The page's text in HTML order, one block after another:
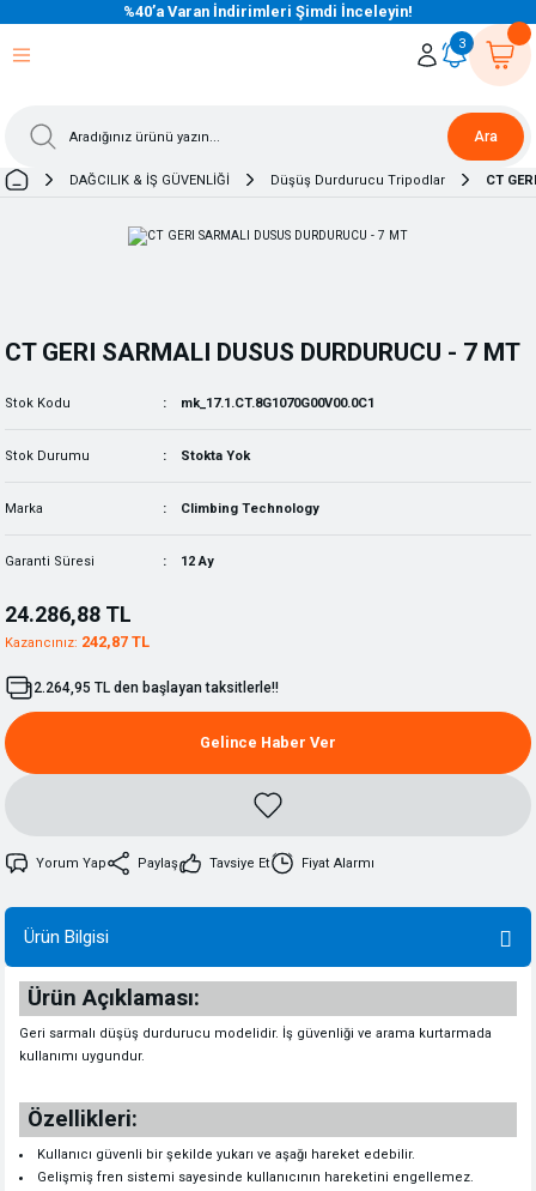
%40’a Varan İndirimleri Şimdi İnceleyin!
Ara
3
DAĞCILIK & İŞ GÜVENLİĞİ Düşüş Durdurucu Tripodlar CT
CT GERI SARMALI DUSUS DURDURUCU - 7 MT
Stok Kodu mk_17.1.CT.8G1070G00V00.0C1
Stok Durumu Stokta Yok
Marka Climbing Technology
Garanti Süresi 12 Ay
24.286,88 TL
Kazancınız: 242,87 TL
2.264,95 TL den başlayan taksitlerle!!
Gelince Haber Ver
Yorum Yap Paylaş Tavsiye Et Fiyat Alarmı
Ürün Bilgisi
Ürün Açıklaması:
Geri sarmalı düşüş durdurucu modelidir. İş güvenliği ve arama kurtarmada
kullanımı uygundur.
Özellikleri:
Kullanıcı güvenli bir şekilde yukarı ve aşağı hareket edebilir.
Gelişmiş fren sistemi sayesinde kullanıcının hareketini engellemez.